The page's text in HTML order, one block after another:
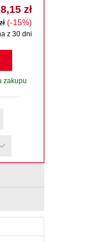
zł
(-15%)
z 30 dni
zakupu